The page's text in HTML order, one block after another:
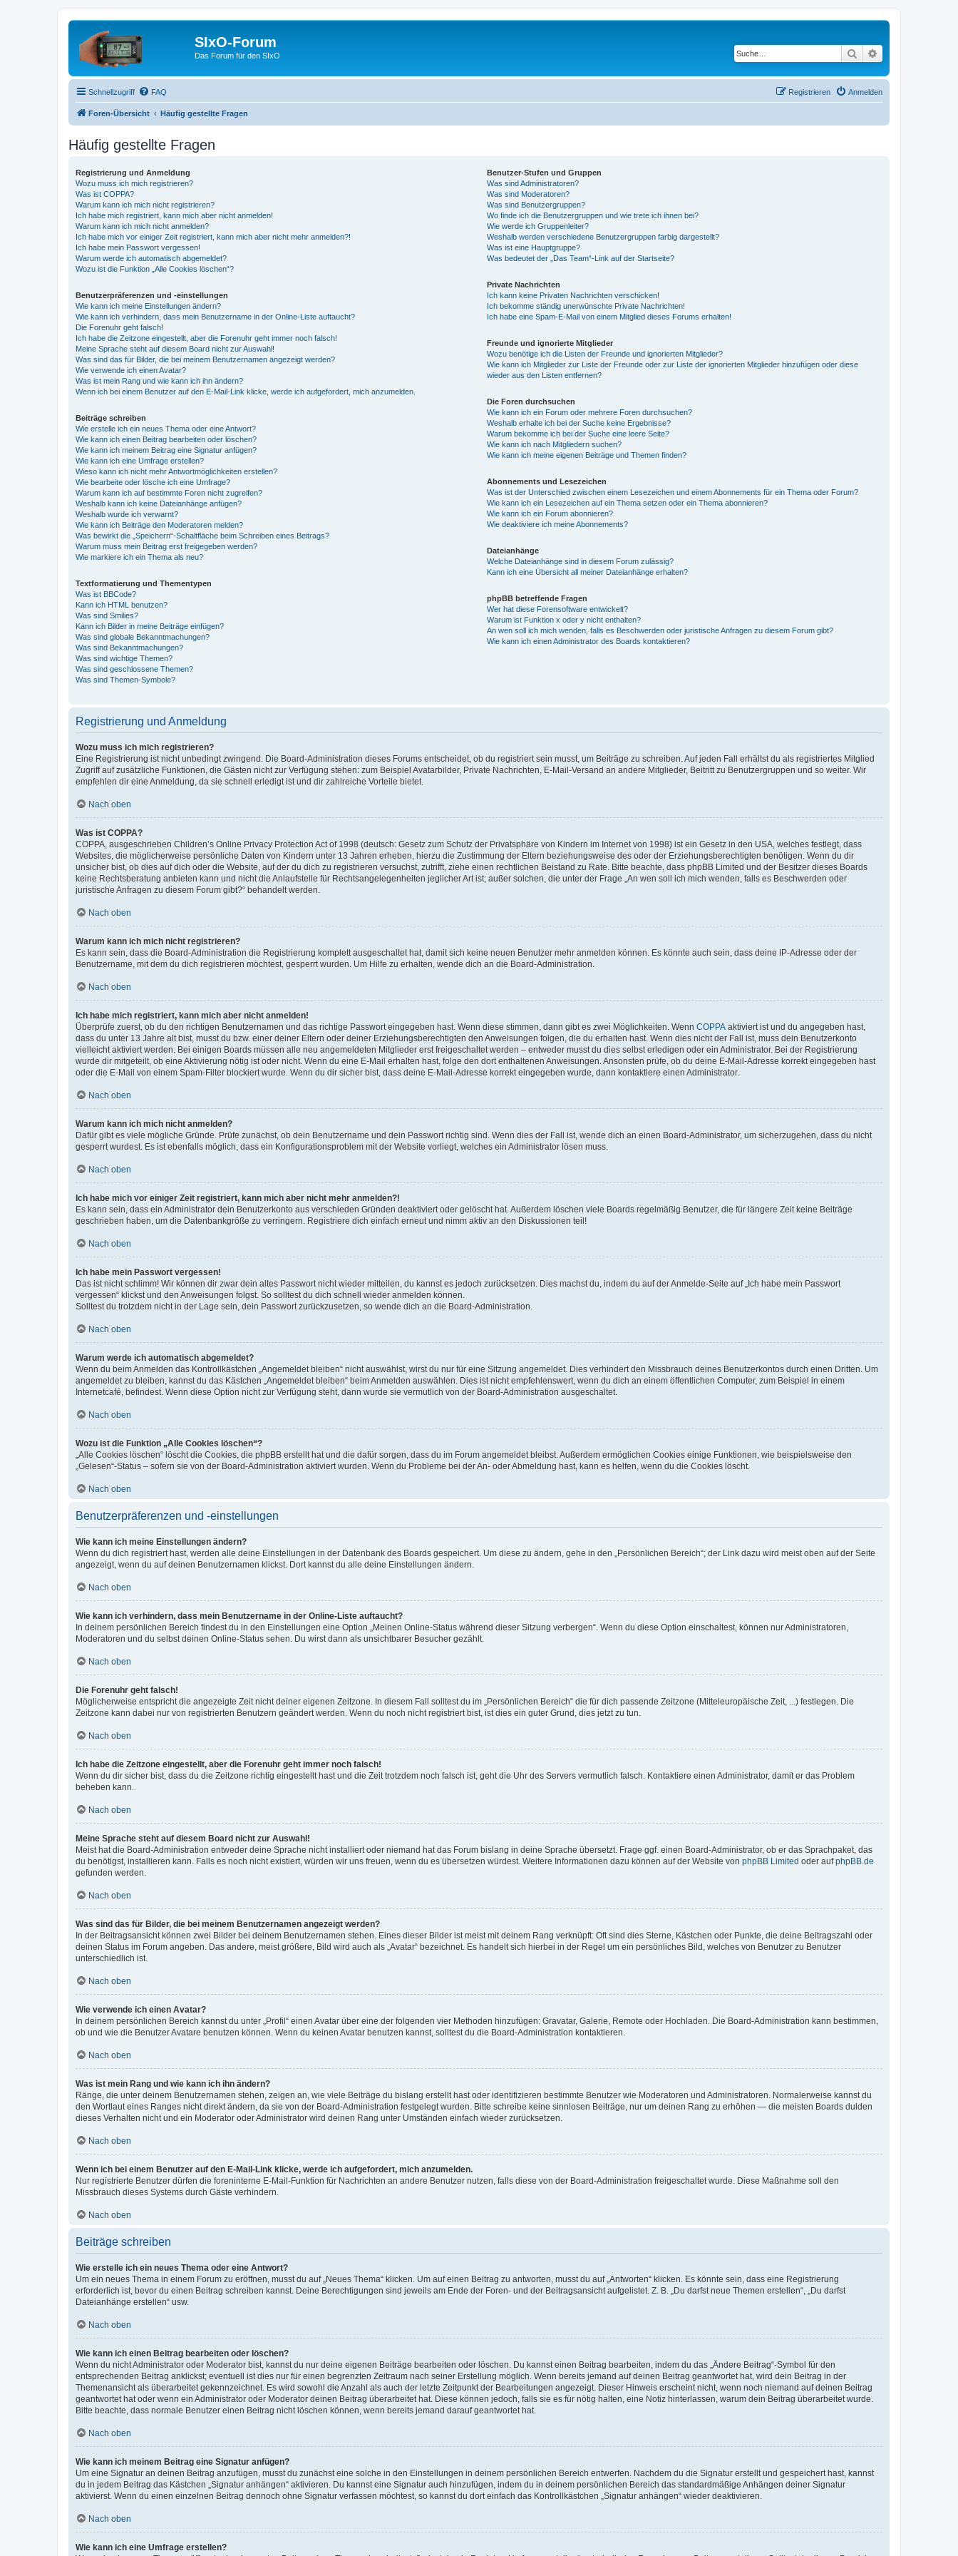
SIxO-Forum
Das Forum für den SIxO Suche
Schnellzugriff FAQ Anmelden
Registrieren
Foren-Übersicht Häufig gestellte Fragen
Häufig gestellte Fragen
Registrierung und Anmeldung
Wozu muss ich mich registrieren?
Was ist COPPA?
Warum kann ich mich nicht registrieren?
Ich habe mich registriert, kann mich aber nicht anmelden!
Warum kann ich mich nicht anmelden?
Ich habe mich vor einiger Zeit registriert, kann mich aber nicht mehr anmelden?!
Ich habe mein Passwort vergessen!
Warum werde ich automatisch abgemeldet?
Wozu ist die Funktion „Alle Cookies löschen“?
Benutzerpräferenzen und -einstellungen
Wie kann ich meine Einstellungen ändern?
Wie kann ich verhindern, dass mein Benutzername in der Online-Liste auftaucht?
Die Forenuhr geht falsch!
Ich habe die Zeitzone eingestellt, aber die Forenuhr geht immer noch falsch!
Meine Sprache steht auf diesem Board nicht zur Auswahl!
Was sind das für Bilder, die bei meinem Benutzernamen angezeigt werden?
Wie verwende ich einen Avatar?
Was ist mein Rang und wie kann ich ihn ändern?
Wenn ich bei einem Benutzer auf den E-Mail-Link klicke, werde ich aufgefordert, mich anzumelden.
Beiträge schreiben
Wie erstelle ich ein neues Thema oder eine Antwort?
Wie kann ich einen Beitrag bearbeiten oder löschen?
Wie kann ich meinem Beitrag eine Signatur anfügen?
Wie kann ich eine Umfrage erstellen?
Wieso kann ich nicht mehr Antwortmöglichkeiten erstellen?
Wie bearbeite oder lösche ich eine Umfrage?
Warum kann ich auf bestimmte Foren nicht zugreifen?
Weshalb kann ich keine Dateianhänge anfügen?
Weshalb wurde ich verwarnt?
Wie kann ich Beiträge den Moderatoren melden?
Was bewirkt die „Speichern“-Schaltfläche beim Schreiben eines Beitrags?
Warum muss mein Beitrag erst freigegeben werden?
Wie markiere ich ein Thema als neu?
Textformatierung und Thementypen
Was ist BBCode?
Kann ich HTML benutzen?
Was sind Smilies?
Kann ich Bilder in meine Beiträge einfügen?
Was sind globale Bekanntmachungen?
Was sind Bekanntmachungen?
Was sind wichtige Themen?
Was sind geschlossene Themen?
Was sind Themen-Symbole?
Benutzer-Stufen und Gruppen
Was sind Administratoren?
Was sind Moderatoren?
Was sind Benutzergruppen?
Wo finde ich die Benutzergruppen und wie trete ich ihnen bei?
Wie werde ich Gruppenleiter?
Weshalb werden verschiedene Benutzergruppen farbig dargestellt?
Was ist eine Hauptgruppe?
Was bedeutet der „Das Team“-Link auf der Startseite?
Private Nachrichten
Ich kann keine Privaten Nachrichten verschicken!
Ich bekomme ständig unerwünschte Private Nachrichten!
Ich habe eine Spam-E-Mail von einem Mitglied dieses Forums erhalten!
Freunde und ignorierte Mitglieder
Wozu benötige ich die Listen der Freunde und ignorierten Mitglieder?
Wie kann ich Mitglieder zur Liste der Freunde oder zur Liste der ignorierten Mitglieder hinzufügen oder diese
wieder aus den Listen entfernen?
Die Foren durchsuchen
Wie kann ich ein Forum oder mehrere Foren durchsuchen?
Weshalb erhalte ich bei der Suche keine Ergebnisse?
Warum bekomme ich bei der Suche eine leere Seite?
Wie kann ich nach Mitgliedern suchen?
Wie kann ich meine eigenen Beiträge und Themen finden?
Abonnements und Lesezeichen
Was ist der Unterschied zwischen einem Lesezeichen und einem Abonnements für ein Thema oder Forum?
Wie kann ich ein Lesezeichen auf ein Thema setzen oder ein Thema abonnieren?
Wie kann ich ein Forum abonnieren?
Wie deaktiviere ich meine Abonnements?
Dateianhänge
Welche Dateianhänge sind in diesem Forum zulässig?
Kann ich eine Übersicht all meiner Dateianhänge erhalten?
phpBB betreffende Fragen
Wer hat diese Forensoftware entwickelt?
Warum ist Funktion x oder y nicht enthalten?
An wen soll ich mich wenden, falls es Beschwerden oder juristische Anfragen zu diesem Forum gibt?
Wie kann ich einen Administrator des Boards kontaktieren?
Registrierung und Anmeldung
Wozu muss ich mich registrieren?
Eine Registrierung ist nicht unbedingt zwingend. Die Board-Administration dieses Forums entscheidet, ob du registriert sein musst, um Beiträge zu schreiben. Auf jeden Fall erhältst du als registriertes Mitglied
Zugriff auf zusätzliche Funktionen, die Gästen nicht zur Verfügung stehen: zum Beispiel Avatarbilder, Private Nachrichten, E-Mail-Versand an andere Mitglieder, Beitritt zu Benutzergruppen und so weiter. Wir
empfehlen dir eine Anmeldung, da sie schnell erledigt ist und dir zahlreiche Vorteile bietet.
Nach oben
Was ist COPPA?
COPPA, ausgeschrieben Children’s Online Privacy Protection Act of 1998 (deutsch: Gesetz zum Schutz der Privatsphäre von Kindern im Internet von 1998) ist ein Gesetz in den USA, welches festlegt, dass
Websites, die möglicherweise persönliche Daten von Kindern unter 13 Jahren erheben, hierzu die Zustimmung der Eltern beziehungsweise des oder der Erziehungsberechtigten benötigen. Wenn du dir
unsicher bist, ob dies auf dich oder die Website, auf der du dich zu registrieren versuchst, zutrifft, ziehe einen rechtlichen Beistand zu Rate. Bitte beachte, dass phpBB Limited und der Besitzer dieses Boards
keine Rechtsberatung anbieten kann und nicht die Anlaufstelle für Rechtsangelegenheiten jeglicher Art ist; außer solchen, die unter der Frage „An wen soll ich mich wenden, falls es Beschwerden oder
juristische Anfragen zu diesem Forum gibt?“ behandelt werden.
Nach oben
Warum kann ich mich nicht registrieren?
Es kann sein, dass die Board-Administration die Registrierung komplett ausgeschaltet hat, damit sich keine neuen Benutzer mehr anmelden können. Es könnte auch sein, dass deine IP-Adresse oder der
Benutzername, mit dem du dich registrieren möchtest, gesperrt wurden. Um Hilfe zu erhalten, wende dich an die Board-Administration.
Nach oben
Ich habe mich registriert, kann mich aber nicht anmelden!
Überprüfe zuerst, ob du den richtigen Benutzernamen und das richtige Passwort eingegeben hast. Wenn diese stimmen, dann gibt es zwei Möglichkeiten. Wenn COPPA aktiviert ist und du angegeben hast,
dass du unter 13 Jahre alt bist, musst du bzw. einer deiner Eltern oder deiner Erziehungsberechtigten den Anweisungen folgen, die du erhalten hast. Wenn dies nicht der Fall ist, muss dein Benutzerkonto
vielleicht aktiviert werden. Bei einigen Boards müssen alle neu angemeldeten Mitglieder erst freigeschaltet werden – entweder musst du dies selbst erledigen oder ein Administrator. Bei der Registrierung
wurde dir mitgeteilt, ob eine Aktivierung nötig ist oder nicht. Wenn du eine E-Mail erhalten hast, folge den dort enthaltenen Anweisungen. Ansonsten prüfe, ob du deine E-Mail-Adresse korrekt eingegeben hast
oder die E-Mail von einem Spam-Filter blockiert wurde. Wenn du dir sicher bist, dass deine E-Mail-Adresse korrekt eingegeben wurde, dann kontaktiere einen Administrator.
Nach oben
Warum kann ich mich nicht anmelden?
Dafür gibt es viele mögliche Gründe. Prüfe zunächst, ob dein Benutzername und dein Passwort richtig sind. Wenn dies der Fall ist, wende dich an einen Board-Administrator, um sicherzugehen, dass du nicht
gesperrt wurdest. Es ist ebenfalls möglich, dass ein Konfigurationsproblem mit der Website vorliegt, welches ein Administrator lösen muss.
Nach oben
Ich habe mich vor einiger Zeit registriert, kann mich aber nicht mehr anmelden?!
Es kann sein, dass ein Administrator dein Benutzerkonto aus verschieden Gründen deaktiviert oder gelöscht hat. Außerdem löschen viele Boards regelmäßig Benutzer, die für längere Zeit keine Beiträge
geschrieben haben, um die Datenbankgröße zu verringern. Registriere dich einfach erneut und nimm aktiv an den Diskussionen teil!
Nach oben
Ich habe mein Passwort vergessen!
Das ist nicht schlimm! Wir können dir zwar dein altes Passwort nicht wieder mitteilen, du kannst es jedoch zurücksetzen. Dies machst du, indem du auf der Anmelde-Seite auf „Ich habe mein Passwort
vergessen“ klickst und den Anweisungen folgst. So solltest du dich schnell wieder anmelden können.
Solltest du trotzdem nicht in der Lage sein, dein Passwort zurückzusetzen, so wende dich an die Board-Administration.
Nach oben
Warum werde ich automatisch abgemeldet?
Wenn du beim Anmelden das Kontrollkästchen „Angemeldet bleiben“ nicht auswählst, wirst du nur für eine Sitzung angemeldet. Dies verhindert den Missbrauch deines Benutzerkontos durch einen Dritten. Um
angemeldet zu bleiben, kannst du das Kästchen „Angemeldet bleiben“ beim Anmelden auswählen. Dies ist nicht empfehlenswert, wenn du dich an einem öffentlichen Computer, zum Beispiel in einem
Internetcafé, befindest. Wenn diese Option nicht zur Verfügung steht, dann wurde sie vermutlich von der Board-Administration ausgeschaltet.
Nach oben
Wozu ist die Funktion „Alle Cookies löschen“?
„Alle Cookies löschen“ löscht die Cookies, die phpBB erstellt hat und die dafür sorgen, dass du im Forum angemeldet bleibst. Außerdem ermöglichen Cookies einige Funktionen, wie beispielsweise den
„Gelesen“-Status – sofern sie von der Board-Administration aktiviert wurden. Wenn du Probleme bei der An- oder Abmeldung hast, kann es helfen, wenn du die Cookies löscht.
Nach oben
Benutzerpräferenzen und -einstellungen
Wie kann ich meine Einstellungen ändern?
Wenn du dich registriert hast, werden alle deine Einstellungen in der Datenbank des Boards gespeichert. Um diese zu ändern, gehe in den „Persönlichen Bereich“; der Link dazu wird meist oben auf der Seite
angezeigt, wenn du auf deinen Benutzernamen klickst. Dort kannst du alle deine Einstellungen ändern.
Nach oben
Wie kann ich verhindern, dass mein Benutzername in der Online-Liste auftaucht?
In deinem persönlichen Bereich findest du in den Einstellungen eine Option „Meinen Online-Status während dieser Sitzung verbergen“. Wenn du diese Option einschaltest, können nur Administratoren,
Moderatoren und du selbst deinen Online-Status sehen. Du wirst dann als unsichtbarer Besucher gezählt.
Nach oben
Die Forenuhr geht falsch!
Möglicherweise entspricht die angezeigte Zeit nicht deiner eigenen Zeitzone. In diesem Fall solltest du im „Persönlichen Bereich“ die für dich passende Zeitzone (Mitteleuropäische Zeit, ...) festlegen. Die
Zeitzone kann dabei nur von registrierten Benutzern geändert werden. Wenn du noch nicht registriert bist, ist dies ein guter Grund, dies jetzt zu tun.
Nach oben
Ich habe die Zeitzone eingestellt, aber die Forenuhr geht immer noch falsch!
Wenn du dir sicher bist, dass du die Zeitzone richtig eingestellt hast und die Zeit trotzdem noch falsch ist, geht die Uhr des Servers vermutlich falsch. Kontaktiere einen Administrator, damit er das Problem
beheben kann.
Nach oben
Meine Sprache steht auf diesem Board nicht zur Auswahl!
Meist hat die Board-Administration entweder deine Sprache nicht installiert oder niemand hat das Forum bislang in deine Sprache übersetzt. Frage ggf. einen Board-Administrator, ob er das Sprachpaket, das
du benötigst, installieren kann. Falls es noch nicht existiert, würden wir uns freuen, wenn du es übersetzen würdest. Weitere Informationen dazu können auf der Website von phpBB Limited oder aufphpBB.de
gefunden werden.
Nach oben
Was sind das für Bilder, die bei meinem Benutzernamen angezeigt werden?
In der Beitragsansicht können zwei Bilder bei deinem Benutzernamen stehen. Eines dieser Bilder ist meist mit deinem Rang verknüpft: Oft sind dies Sterne, Kästchen oder Punkte, die deine Beitragszahl oder
deinen Status im Forum angeben. Das andere, meist größere, Bild wird auch als „Avatar“ bezeichnet. Es handelt sich hierbei in der Regel um ein persönliches Bild, welches von Benutzer zu Benutzer
unterschiedlich ist.
Nach oben
Wie verwende ich einen Avatar?
In deinem persönlichen Bereich kannst du unter „Profil“ einen Avatar über eine der folgenden vier Methoden hinzufügen: Gravatar, Galerie, Remote oder Hochladen. Die Board-Administration kann bestimmen,
ob und wie die Benutzer Avatare benutzen können. Wenn du keinen Avatar benutzen kannst, solltest du die Board-Administration kontaktieren.
Nach oben
Was ist mein Rang und wie kann ich ihn ändern?
Ränge, die unter deinem Benutzernamen stehen, zeigen an, wie viele Beiträge du bislang erstellt hast oder identifizieren bestimmte Benutzer wie Moderatoren und Administratoren. Normalerweise kannst du
den Wortlaut eines Ranges nicht direkt ändern, da sie von der Board-Administration festgelegt wurden. Bitte schreibe keine sinnlosen Beiträge, nur um deinen Rang zu erhöhen — die meisten Boards dulden
dieses Verhalten nicht und ein Moderator oder Administrator wird deinen Rang unter Umständen einfach wieder zurücksetzen.
Nach oben
Wenn ich bei einem Benutzer auf den E-Mail-Link klicke, werde ich aufgefordert, mich anzumelden.
Nur registrierte Benutzer dürfen die foreninterne E-Mail-Funktion für Nachrichten an andere Benutzer nutzen, falls diese von der Board-Administration freigeschaltet wurde. Diese Maßnahme soll den
Missbrauch dieses Systems durch Gäste verhindern.
Nach oben
Beiträge schreiben
Wie erstelle ich ein neues Thema oder eine Antwort?
Um ein neues Thema in einem Forum zu eröffnen, musst du auf „Neues Thema“ klicken. Um auf einen Beitrag zu antworten, musst du auf „Antworten“ klicken. Es könnte sein, dass eine Registrierung
erforderlich ist, bevor du einen Beitrag schreiben kannst. Deine Berechtigungen sind jeweils am Ende der Foren- und der Beitragsansicht aufgelistet. Z. B. „Du darfst neue Themen erstellen“, „Du darfst
Dateianhänge erstellen“ usw.
Nach oben
Wie kann ich einen Beitrag bearbeiten oder löschen?
Wenn du nicht Administrator oder Moderator bist, kannst du nur deine eigenen Beiträge bearbeiten oder löschen. Du kannst einen Beitrag bearbeiten, indem du das „Ändere Beitrag“-Symbol für den
entsprechenden Beitrag anklickst; eventuell ist dies nur für einen begrenzten Zeitraum nach seiner Erstellung möglich. Wenn bereits jemand auf deinen Beitrag geantwortet hat, wird dein Beitrag in der
Themenansicht als überarbeitet gekennzeichnet. Es wird sowohl die Anzahl als auch der letzte Zeitpunkt der Bearbeitungen angezeigt. Dieser Hinweis erscheint nicht, wenn noch niemand auf deinen Beitrag
geantwortet hat oder wenn ein Administrator oder Moderator deinen Beitrag überarbeitet hat. Diese können jedoch, falls sie es für nötig halten, eine Notiz hinterlassen, warum dein Beitrag überarbeitet wurde.
Bitte beachte, dass normale Benutzer einen Beitrag nicht löschen können, wenn bereits jemand darauf geantwortet hat.
Nach oben
Wie kann ich meinem Beitrag eine Signatur anfügen?
Um eine Signatur an deinen Beitrag anzufügen, musst du zunächst eine solche in den Einstellungen in deinem persönlichen Bereich entwerfen. Nachdem du die Signatur erstellt und gespeichert hast, kannst
du in jedem Beitrag das Kästchen „Signatur anhängen“ aktivieren. Du kannst eine Signatur auch hinzufügen, indem du in deinem persönlichen Bereich das standardmäßige Anhängen deiner Signatur
aktivierst. Wenn du einen einzelnen Beitrag dennoch ohne Signatur verfassen möchtest, so kannst du dort einfach das Kontrollkästchen „Signatur anhängen“ wieder deaktivieren.
Nach oben
Wie kann ich eine Umfrage erstellen?